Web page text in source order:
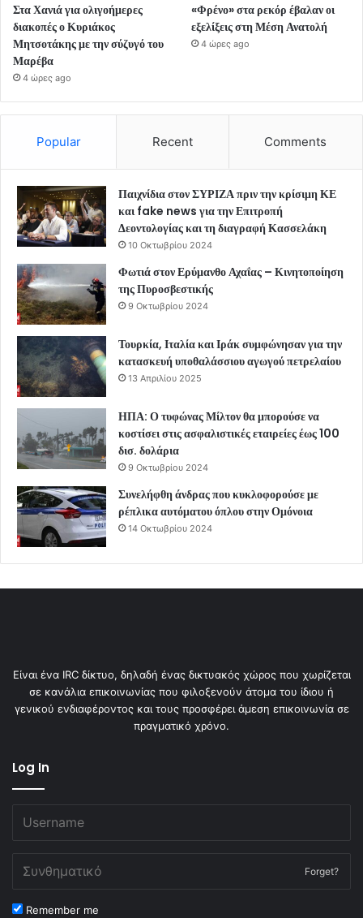
Στα Χανιά για ολιγοήμερες
διακοπές ο Κυριάκος
Μητσοτάκης με την σύζυγό του
Μαρέβα
4 ώρες ago
«Φρένο» στα ρεκόρ έβαλαν οι
εξελίξεις στη Μέση Ανατολή
4 ώρες ago
Popular Recent Comments
Παιχνίδια στον ΣΥΡΙΖΑ πριν την κρίσιμη ΚΕ
και fake news για την Επιτροπή
Δεοντολογίας και τη διαγραφή Κασσελάκη
10 Οκτωβρίου 2024
Φωτιά στον Ερύμανθο Αχαΐας – Κινητοποίηση
της Πυροσβεστικής
9 Οκτωβρίου 2024
Τουρκία, Ιταλία και Ιράκ συμφώνησαν για την
κατασκευή υποθαλάσσιου αγωγού πετρελαίου
13 Απριλίου 2025
ΗΠΑ: Ο τυφώνας Μίλτον θα μπορούσε να
κοστίσει στις ασφαλιστικές εταιρείες έως 100
δισ. δολάρια
9 Οκτωβρίου 2024
Συνελήφθη άνδρας που κυκλοφορούσε με
ρέπλικα αυτόματου όπλου στην Ομόνοια
14 Οκτωβρίου 2024
Είναι ένα IRC δίκτυο, δηλαδή ένας δικτυακός χώρος που χωρίζεται
σε κανάλια επικοινωνίας που φιλοξενούν άτομα του ίδιου ή
γενικού ενδιαφέροντος και τους προσφέρει άμεση επικοινωνία σε
πραγματικό χρόνο.
Log In
Forget?
Remember me